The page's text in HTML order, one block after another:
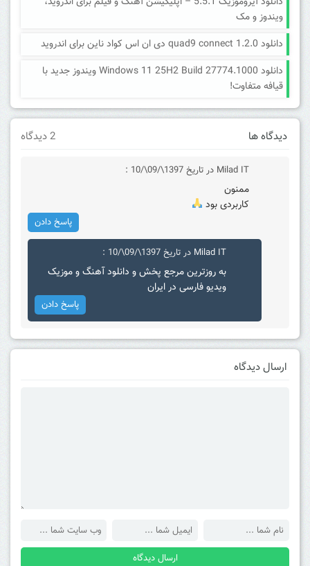
ویندوز و مک
دانلود quad9 connect 1.2.0 دی ان اس کواد ناین برای اندروید
دانلود Windows 11 25H2 Build 27774.1000 ویندوز جدید با
قیافه متفاوت!
دیدگاه ها 2 دیدگاه
Milad IT در تاریخ 1397\/09\/10 :
ممنون
کاربردی بود
پاسخ دادن
Milad IT در تاریخ 1397\/09\/10 :
به روزترین مرجع پخش و دانلود آهنگ و موزیک
ویدیو فارسی در ایران
پاسخ دادن
ارسال دیدگاه